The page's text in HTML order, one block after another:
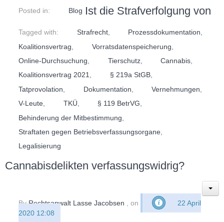
Posted in: Blog
Tagged with: Strafrecht, Prozessdokumentation,
Koalitionsvertrag
Vorratsdatenspeicherung
Online-Durchsuchung
Tierschutz, Cannabis
Koalitionsvertrag 2021, § 219a StGB,
Tatprovolation
Dokumentation Vernehmungen
V-Leute
TKÜ § 119 BetrVG
Behinderung der Mitbestimmung
Straftaten gegen Betriebsverfassungsorgane
Legalisierung
Ist die Strafverfolgung von
Cannabisdelikten verfassungswidrig?
ByRechtsanwalt Lasse Jacobsen , on
22 April
2020 12:08